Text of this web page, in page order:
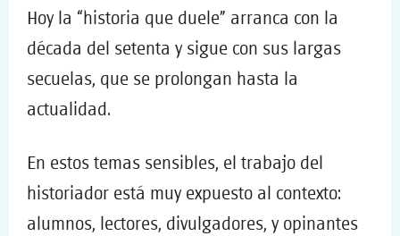
Hoy la “historia que duele” arranca con la
década del setenta y sigue con sus largas
secuelas, que se prolongan hasta la
actualidad.
En estos temas sensibles, el trabajo del
historiador está muy expuesto al contexto:
alumnos, lectores, divulgadores, y opinantes